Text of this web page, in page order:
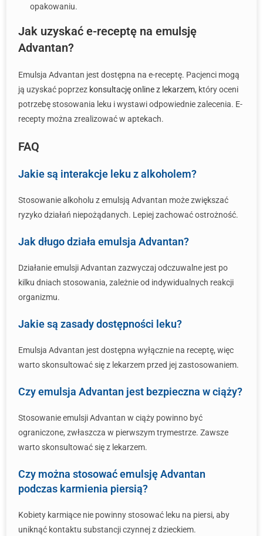
opakowaniu.
Jak uzyskać e-receptę na emulsję
Advantan?
Emulsja Advantan jest dostępna na e-receptę. Pacjenci mogą
ją uzyskać poprzez konsultację online z lekarzem, który oceni
potrzebę stosowania leku i wystawi odpowiednie zalecenia. E-
recepty można zrealizować w aptekach.
FAQ
Jakie są interakcje leku z alkoholem?
Stosowanie alkoholu z emulsją Advantan może zwiększać
ryzyko działań niepożądanych. Lepiej zachować ostrożność.
Jak długo działa emulsja Advantan?
Działanie emulsji Advantan zazwyczaj odczuwalne jest po
kilku dniach stosowania, zależnie od indywidualnych reakcji
organizmu.
Jakie są zasady dostępności leku?
Emulsja Advantan jest dostępna wyłącznie na receptę, więc
warto skonsultować się z lekarzem przed jej zastosowaniem.
Czy emulsja Advantan jest bezpieczna w ciąży?
Stosowanie emulsji Advantan w ciąży powinno być
ograniczone, zwłaszcza w pierwszym trymestrze. Zawsze
warto skonsultować się z lekarzem.
Czy można stosować emulsję Advantan
podczas karmienia piersią?
Kobiety karmiące nie powinny stosować leku na piersi, aby
uniknąć kontaktu substancji czynnej z dzieckiem.